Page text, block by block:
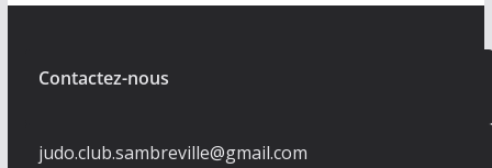
Contactez-nous
judo.club.sambreville@gmail.com